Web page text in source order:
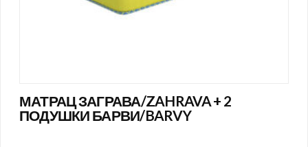
МАТРАЦ ЗАГРАВА/ZAHRAVA + 2
ПОДУШКИ БАРВИ/BARVY